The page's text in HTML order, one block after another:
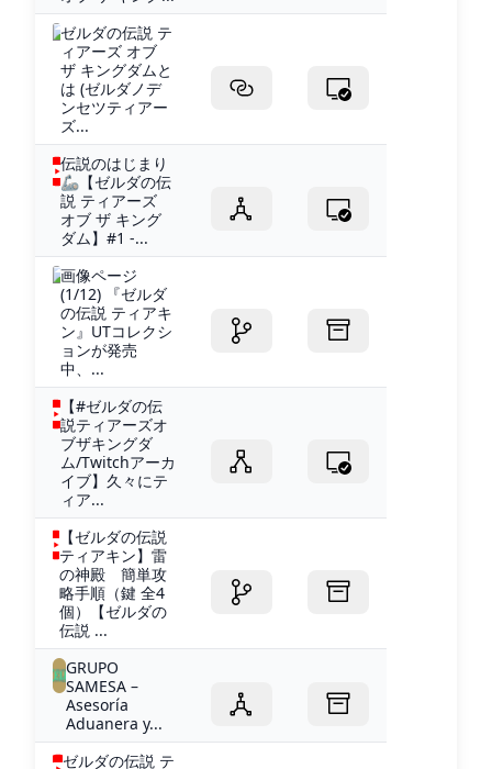
ゼルダの伝説 テ
ィアーズ オブ
ザ キングダムと
は (ゼルダノデ
ンセツティアー
ズ...
伝説のはじまり
🦾【ゼルダの伝
説 ティアーズ
オブ ザ キング
ダム】#1 -...
画像ページ
(1/12) 『ゼルダ
の伝説 ティアキ
ン』UTコレクシ
ョンが発売
中、...
【#ゼルダの伝
説ティアーズオ
ブザキングダ
ム/Twitchアーカ
イブ】久々にテ
ィア...
【ゼルダの伝説
ティアキン】雷
の神殿 簡単攻
略手順（鍵 全4
個）【ゼルダの
伝説 ...
GRUPO
SAMESA –
Asesoría
Aduanera y...
ゼルダの伝説 テ